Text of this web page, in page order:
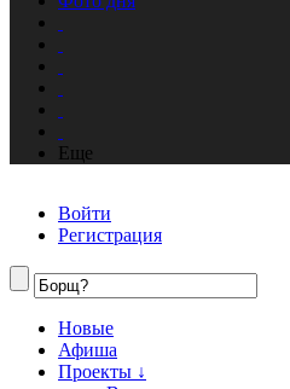
Еще
Войти
Регистрация
Новые
Афиша
Проекты ↓